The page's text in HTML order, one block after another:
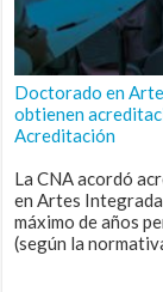
Doctorado en
obtienen
Acreditación
La CNA acordó
en Artes
máximo de años
(según la